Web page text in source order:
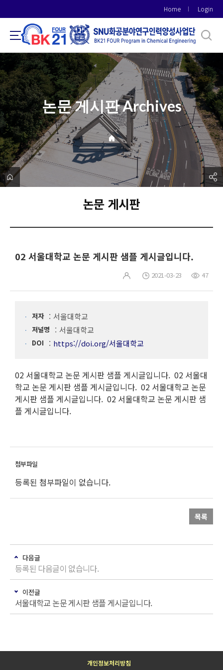
로
메
뉴
Home Login
논문 게시판 Archives
논문 게시판
02 서울대학교 논문 게시판 샘플 게시글입니다.
2021-03-23 47
저자 서울대학교
저널명 서울대학교
DOI https://doi.org/서울대학교
02 서울대학교 논문 게시판 샘플 게시글입니다. 02 서울대
학교 논문 게시판 샘플 게시글입니다. 02 서울대학교 논문
게시판 샘플 게시글입니다. 02 서울대학교 논문 게시판 샘
플 게시글입니다.
등록된 첨부파일이 없습니다.
목록
다음글
등록된 다음글이 없습니다.
이전글
서울대학교 논문 게시판 샘플 게시글입니다.
개인정보처리방침